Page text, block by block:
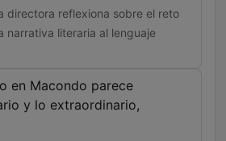
directora reflexiona sobre el reto
narrativa literaria al lenguaje
en Macondo parece
y lo extraordinario,